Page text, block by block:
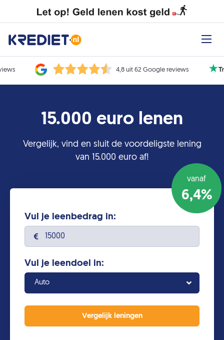
4,8 uit 62 Google reviews
15.000 euro lenen
Vergelijk, vind en sluit de voordeligste lening
van 15.000 euro af!
Vul je leenbedrag in:
Vul je leendoel in:
Auto
vanaf
6,4%